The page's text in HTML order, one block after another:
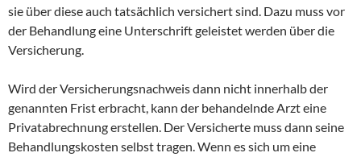
sie über diese auch tatsächlich versichert sind. Dazu muss vor
der Behandlung eine Unterschrift geleistet werden über die
Versicherung.
Wird der Versicherungsnachweis dann nicht innerhalb der
genannten Frist erbracht, kann der behandelnde Arzt eine
Privatabrechnung erstellen. Der Versicherte muss dann seine
Behandlungskosten selbst tragen. Wenn es sich um eine